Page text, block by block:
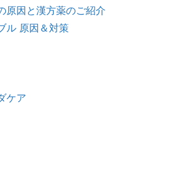
原因と漢方薬のご紹介
ル 原因＆対策
ケア